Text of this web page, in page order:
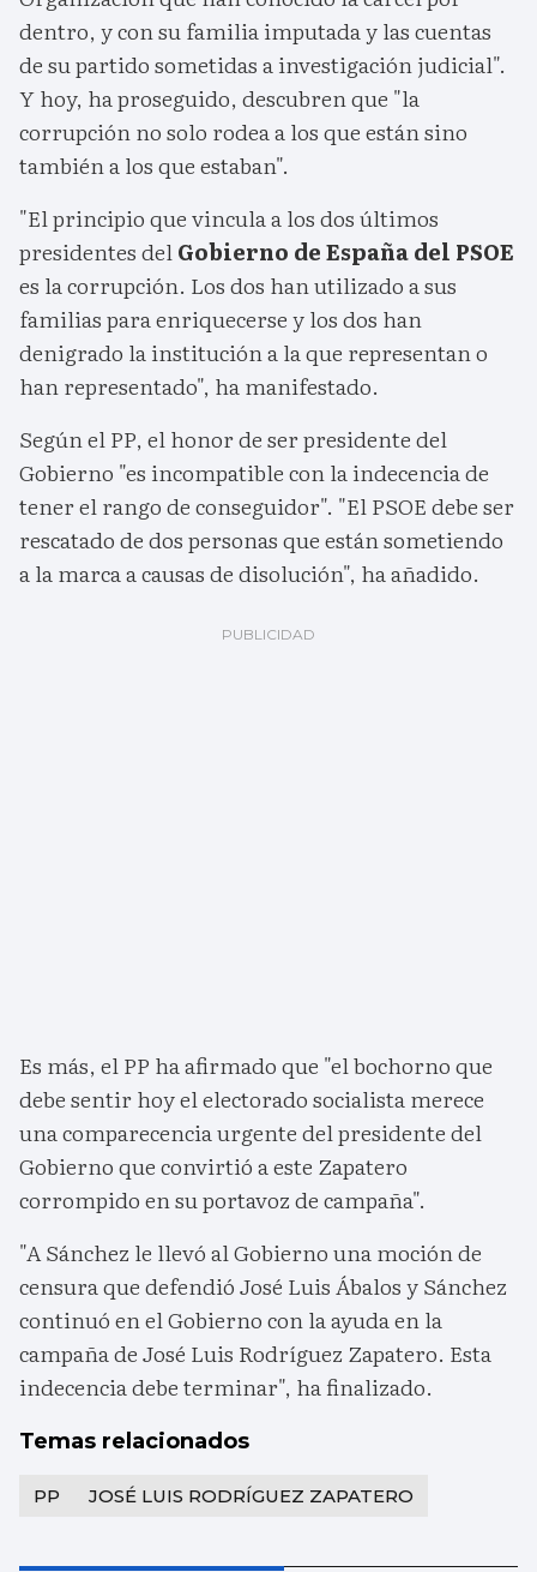
dentro, y con su familia imputada y las cuentas
de su partido sometidas a investigación judicial".
Y hoy, ha proseguido, descubren que "la
corrupción no solo rodea a los que están sino
también a los que estaban".
"El principio que vincula a los dos últimos
presidentes delGobierno de España del PSOE
es la corrupción. Los dos han utilizado a sus
familias para enriquecerse y los dos han
denigrado la institución a la que representan o
han representado", ha manifestado.
Según el PP, el honor de ser presidente del
Gobierno "es incompatible con la indecencia de
tener el rango de conseguidor". "El PSOE debe ser
rescatado de dos personas que están sometiendo
a la marca a causas de disolución", ha añadido.
Es más, el PP ha afirmado que "el bochorno que
debe sentir hoy el electorado socialista merece
una comparecencia urgente del presidente del
Gobierno que convirtió a este Zapatero
corrompido en su portavoz de campaña".
"A Sánchez le llevó al Gobierno una moción de
censura que defendió José Luis Ábalos y Sánchez
continuó en el Gobierno con la ayuda en la
campaña de José Luis Rodríguez Zapatero. Esta
indecencia debe terminar", ha finalizado.
Temas relacionados
PP JOSÉ LUIS RODRÍGUEZ ZAPATERO